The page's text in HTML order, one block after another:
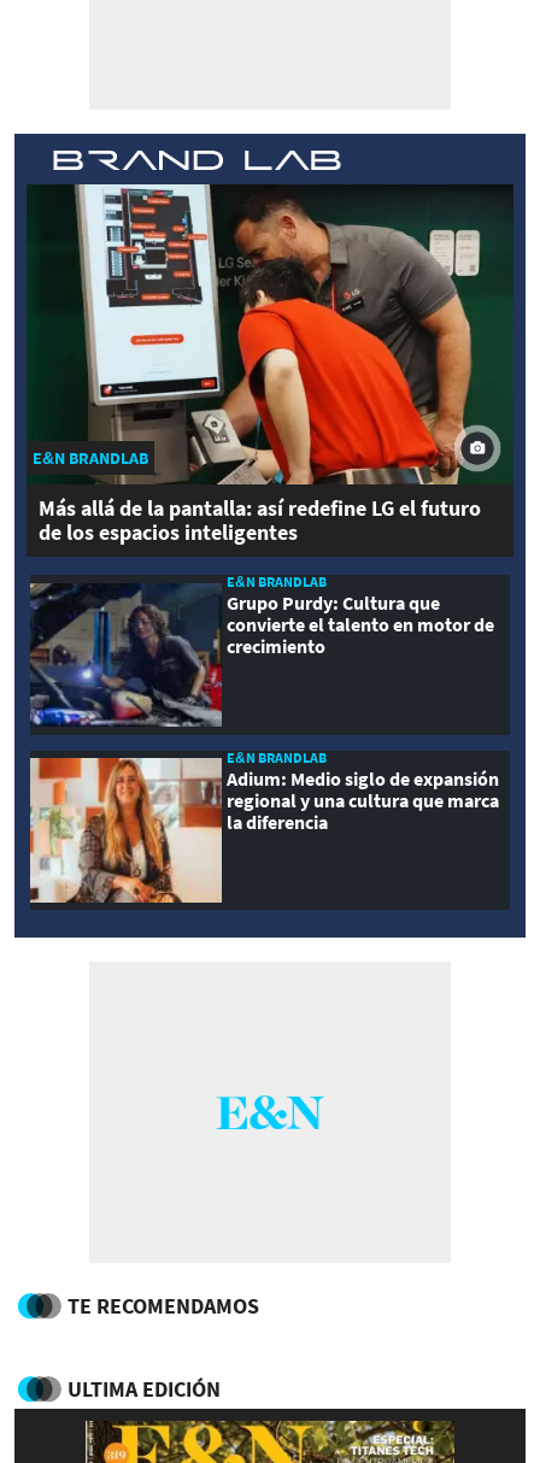
E&N BRANDLAB
Más allá de la pantalla: así redefine LG el futuro
de los espacios inteligentes
E&N BRANDLAB
Grupo Purdy: Cultura que
convierte el talento en motor de
crecimiento
E&N BRANDLAB
Adium: Medio siglo de expansión
regional y una cultura que marca
la diferencia
TE RECOMENDAMOS
ULTIMA EDICIÓN